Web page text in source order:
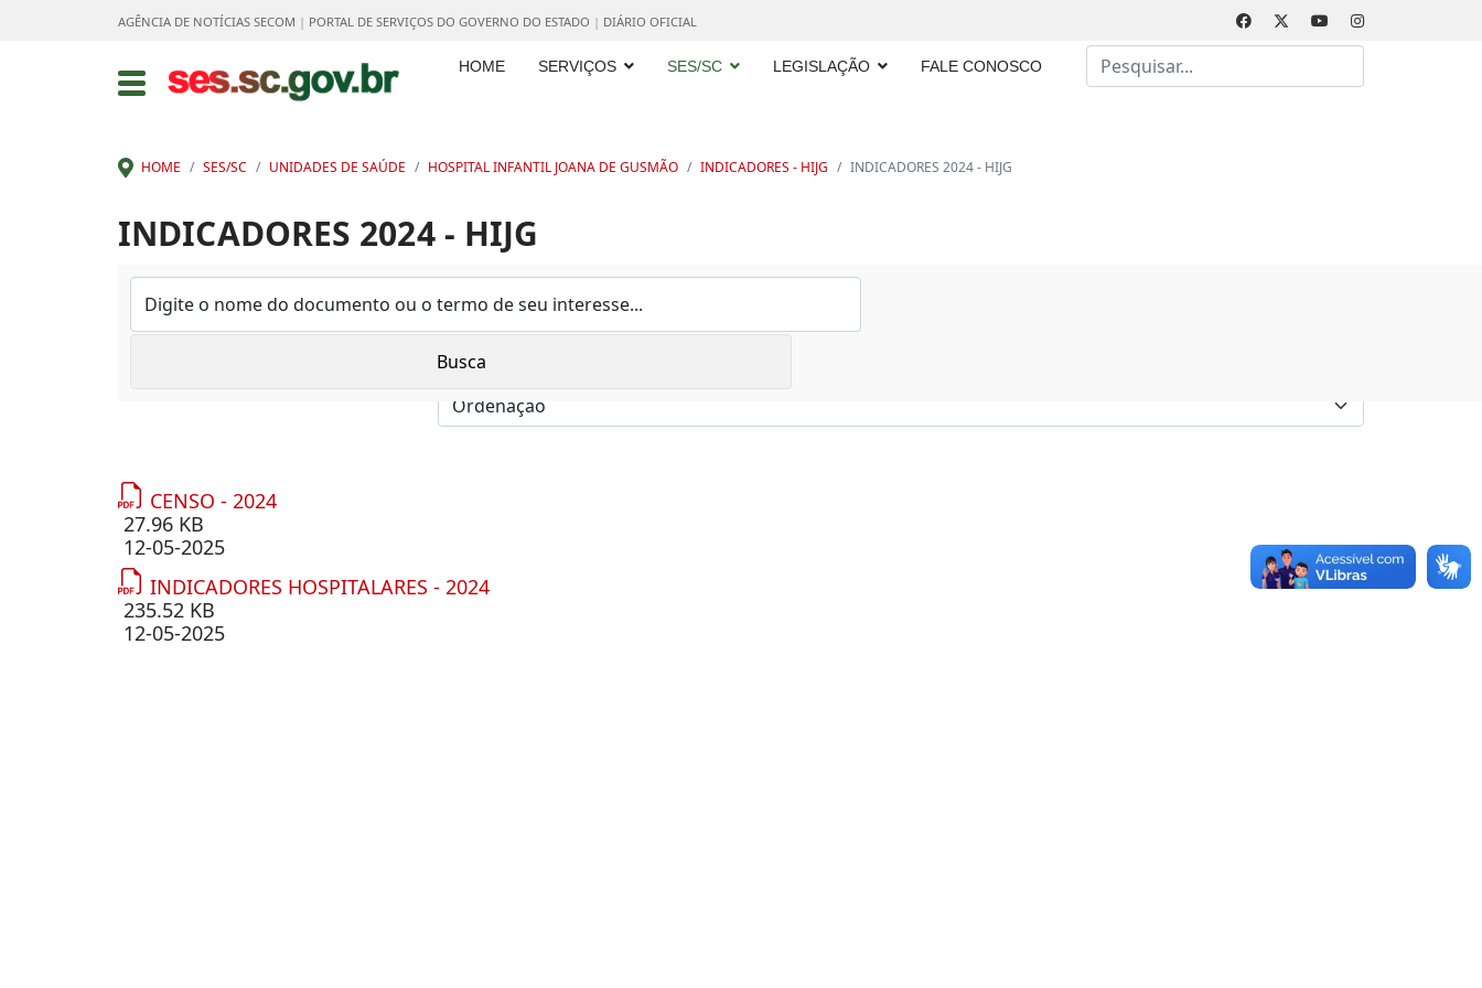
AGÊNCIA DE NOTÍCIAS SECOM | PORTAL DE SERVIÇOS DO GOVERNO DO ESTADO | DIÁRIO OFICIAL
HOME SERVIÇOS SES/SC LEGISLAÇÃO FALE CONOSCO
Busca
HOME SES/SC UNIDADES DE SAÚDE HOSPITAL INFANTIL JOANA DE GUSMÃO INDICADORES - HIJG INDICADORES 2024 - HIJG
INDICADORES 2024 - HIJG
CENSO - 2024
27.96 KB
12-05-2025
INDICADORES HOSPITALARES - 2024
235.52 KB
12-05-2025